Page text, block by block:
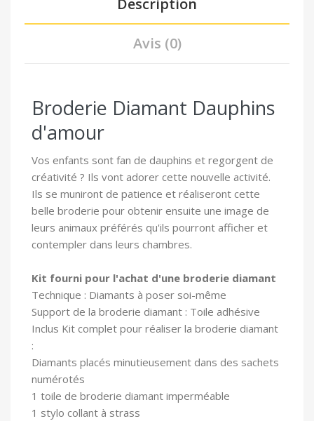
Avis (0)
Broderie Diamant Dauphins
d'amour
Vos enfants sont fan de dauphins et regorgent de
créativité ? Ils vont adorer cette nouvelle activité.
Ils se muniront de patience et réaliseront cette
belle broderie pour obtenir ensuite une image de
leurs animaux préférés qu'ils pourront afficher et
contempler dans leurs chambres.
Kit fourni pour l'achat d'une broderie diamant
Technique : Diamants à poser soi-même
Support de la broderie diamant : Toile adhésive
Inclus Kit complet pour réaliser la broderie diamant
:
Diamants placés minutieusement dans des sachets
numérotés
1 toile de broderie diamant imperméable
1 stylo collant à strass